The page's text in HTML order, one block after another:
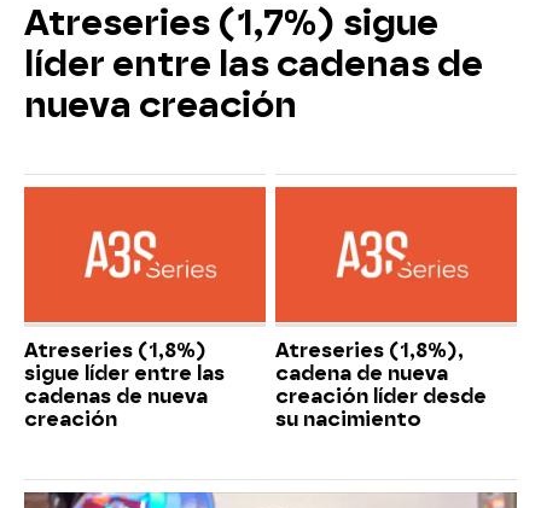
Atreseries (1,7%) sigue
líder entre las cadenas de
nueva creación
Atreseries (1,8%)
sigue líder entre las
cadenas de nueva
creación
Atreseries (1,8%),
cadena de nueva
creación líder desde
su nacimiento